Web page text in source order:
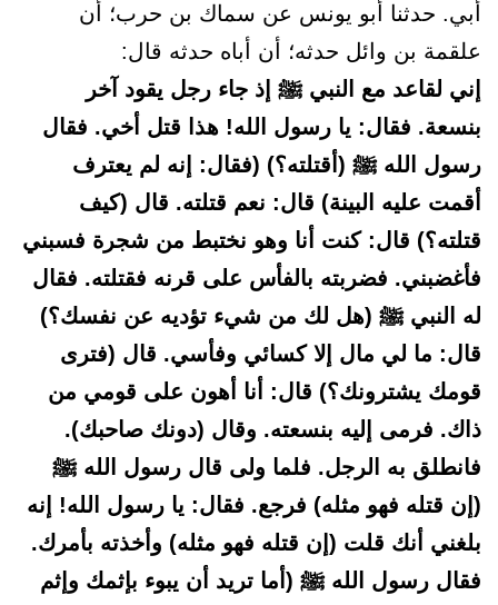
أبي. حدثنا أبو يونس عن سماك بن حرب؛ أن
علقمة بن وائل حدثه؛ أن أباه حدثه قال:
إني لقاعد مع النبي ﷺ إذ جاء رجل يقود آخر
بنسعة. فقال: يا رسول الله! هذا قتل أخي. فقال
رسول الله ﷺ (أقتلته؟) (فقال: إنه لم يعترف
أقمت عليه البينة) قال: نعم قتلته. قال (كيف
قتلته؟) قال: كنت أنا وهو نختبط من شجرة فسبني
فأغضبني. فضربته بالفأس على قرنه فقتلته. فقال
له النبي ﷺ (هل لك من شيء تؤديه عن نفسك؟)
قال: ما لي مال إلا كسائي وفأسي. قال (فترى
قومك يشترونك؟) قال: أنا أهون على قومي من
ذاك. فرمى إليه بنسعته. وقال (دونك صاحبك).
فانطلق به الرجل. فلما ولى قال رسول الله ﷺ
(إن قتله فهو مثله) فرجع. فقال: يا رسول الله! إنه
بلغني أنك قلت (إن قتله فهو مثله) وأخذته بأمرك.
فقال رسول الله ﷺ (أما تريد أن يبوء بإثمك وإثم